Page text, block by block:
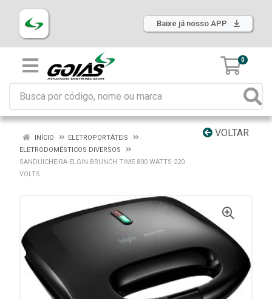
Baixe já nosso APP
0
VOLTAR
INÍCIO
ELETROPORTÁTEIS
ELETRODOMÉSTICOS DIVERSOS
SANDUICHEIRA ELGIN BRUNCH TIME 800 WATTS 220
VOLTS